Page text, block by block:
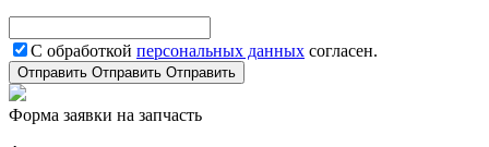
С обработкой персональных данных согласен.
Отправить Отправить Отправить
Форма заявки на запчасть